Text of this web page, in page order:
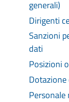
generali)
Dirigenti
Sanzioni
dati
Posizioni